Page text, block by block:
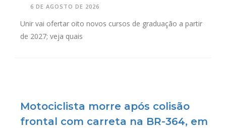
6 DE AGOSTO DE 2026
Unir vai ofertar oito novos cursos de graduação a partir
de 2027; veja quais
Motociclista morre após colisão
frontal com carreta na BR-364, em